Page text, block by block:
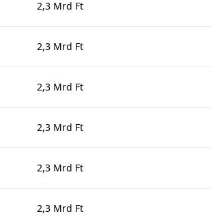
2,3 Mrd Ft
2,3 Mrd Ft
2,3 Mrd Ft
2,3 Mrd Ft
2,3 Mrd Ft
2,3 Mrd Ft